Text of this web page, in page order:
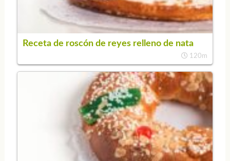
Receta de roscón de reyes relleno de nata
120m